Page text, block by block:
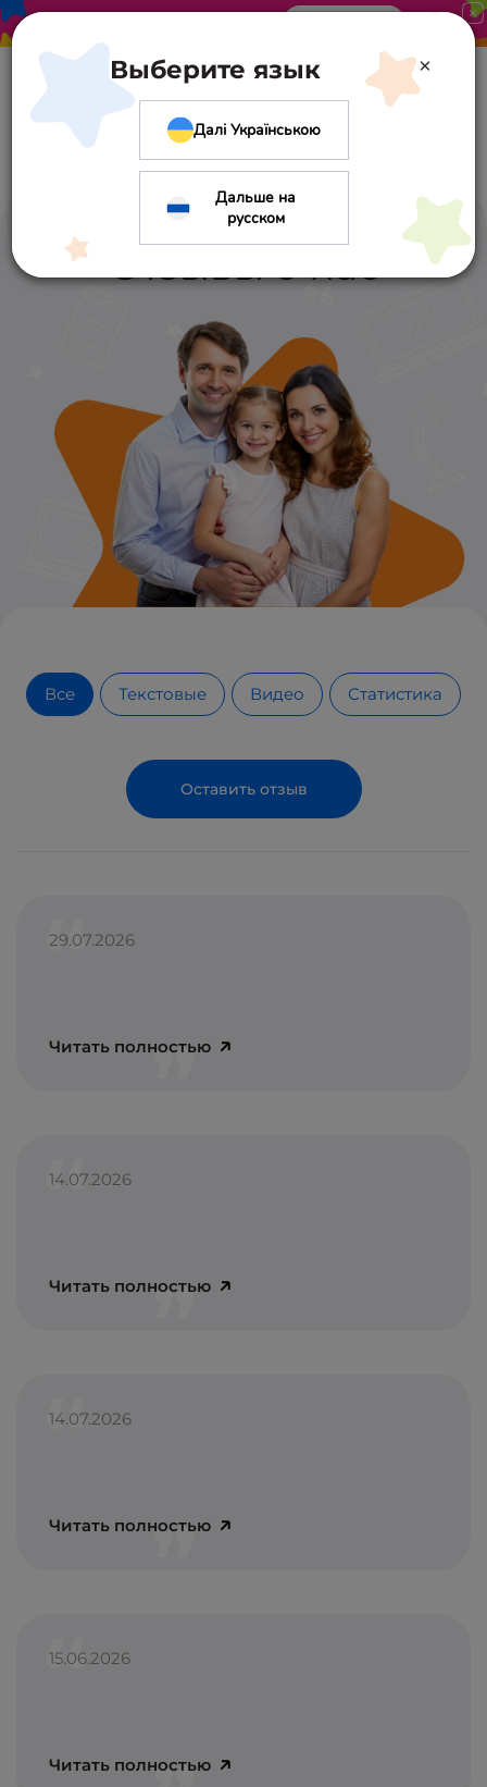
Отзывы о нас
Все Текстовые Видео Статистика
Оставить отзыв
29.07.2026
Читать полностью
14.07.2026
Читать полностью
14.07.2026
Читать полностью
15.06.2026
Читать полностью
×
Выберите язык
Далі Українською
Дальше на
русском